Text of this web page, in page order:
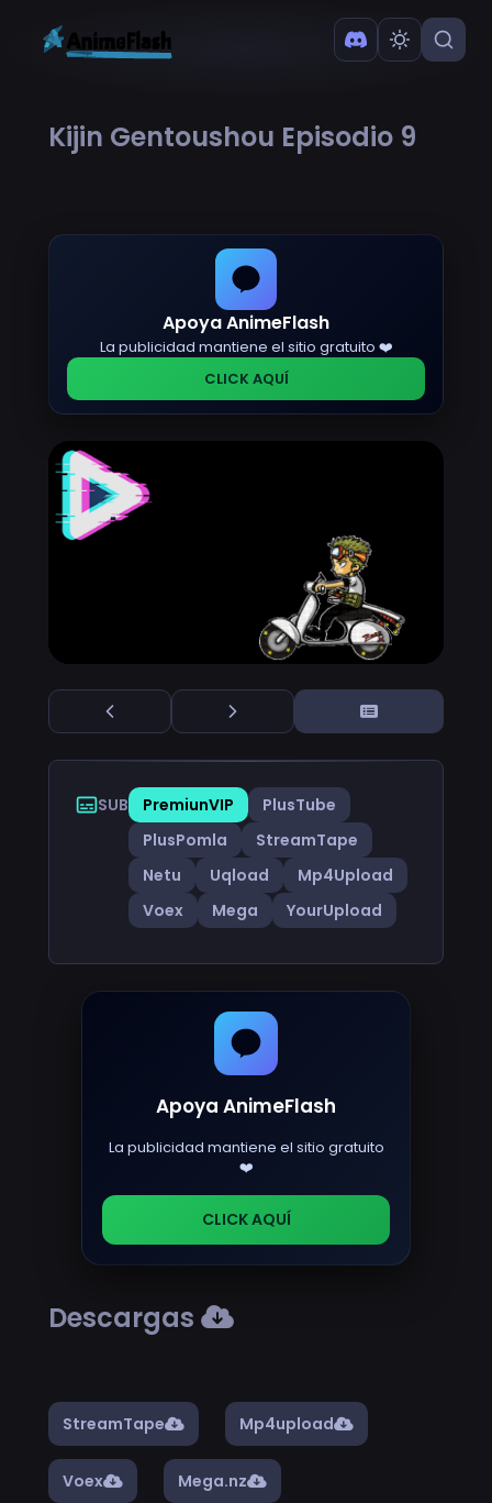
Kijin Gentoushou Episodio 9
Apoya AnimeFlash
La publicidad mantiene el sitio gratuito ❤️
CLICK AQUÍ
SUB PremiunVIP
PlusTube
PlusPomla
StreamTape
Netu
Uqload
Mp4Upload
Voex
Mega YourUpload
Apoya AnimeFlash
La publicidad mantiene el sitio gratuito
❤️
CLICK AQUÍ
Descargas
StreamTape Mp4upload
Voex Mega.nz